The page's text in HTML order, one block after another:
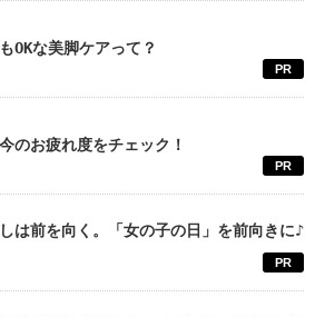
OKな美脚ケアって？
PR
のお疲れ度をチェック！
PR
は前を向く。「女の子の日」を前向きに♪
PR